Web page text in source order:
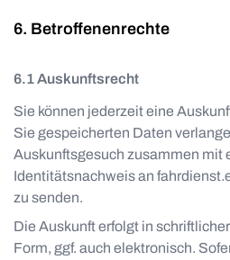
Betroffenenrechte
Auskunftsrecht
Sie können jederzeit eine
Sie gespeicherten Daten
Auskunftsgesuch zusammen mit
Identitätsnachweis an
zu senden.
Die Auskunft erfolgt in
Form, ggf. auch elektronisch.